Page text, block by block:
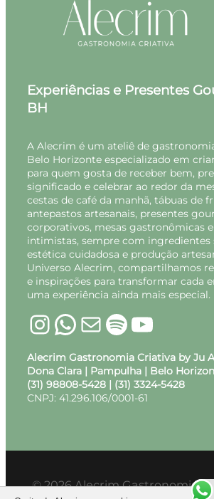
Experiências e Presentes
BH
A Alecrim é um ateliê de
Belo Horizonte especializado em
para quem gosta de receber bem,
significado e celebrar ao redor da
cestas de café da manhã, tábuas de
antepastos artesanais, presentes
corporativos, mesas gastronômicas
intimistas, sempre com ingredientes
estética cuidadosa e produção
Universo Alecrim, compartilhamos
e inspirações para transformar cada
uma experiência ainda mais especial.
InstagramWhatsApp E-mail Spotify Youtube
Alecrim Gastronomia Criativa by Ju
Dona Clara | Pampulha | Belo
(31) 98808-5428 | (31) 3324-5428
CNPJ: 41.296.106/0001-61
© 2026 Alecrim Gastronomia